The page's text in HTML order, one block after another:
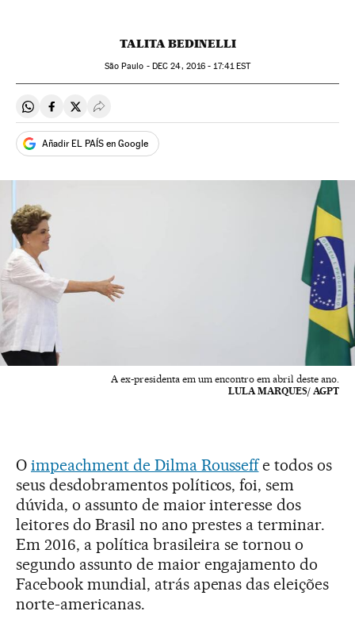
TALITA BEDINELLI
São Paulo - DEC 24, 2016 - 17:41EST
Compartir en Whatsapp
Compartir en Facebook
Compartir en Twitter
Desplegar Redes Sociales
Añadir EL PAÍS en Google
A ex-presidenta em um encontro em abril deste ano.
LULA MARQUES/ AGPT
O impeachment de Dilma Rousseffe todos os
seus desdobramentos políticos, foi, sem
dúvida, o assunto de maior interesse dos
leitores do Brasil no ano prestes a terminar.
Em 2016, a política brasileira se tornou o
segundo assunto de maior engajamento do
Facebook mundial, atrás apenas das eleições
norte-americanas.